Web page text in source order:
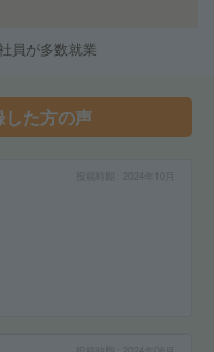
員が多数就業
した方の声
2024年10月